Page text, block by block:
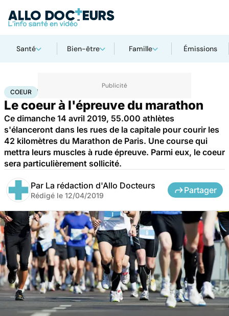
Santé Bien-être Famille Émissions
AccueilSanté Maladies cardiaques
COEUR
Le coeur à l'épreuve du marathon
Ce dimanche 14 avril 2019, 55.000 athlètes
s'élanceront dans les rues de la capitale pour courir les
42 kilomètres du Marathon de Paris. Une course qui
mettra leurs muscles à rude épreuve. Parmi eux, le coeur
sera particulièrement sollicité.
Par La rédaction d'Allo Docteurs
Rédigé le 12/04/2019
Partager